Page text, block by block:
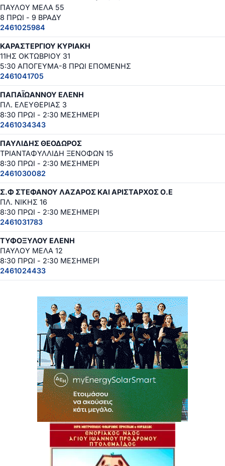
ΠΑΥΛΟΥ ΜΕΛΑ 55
8 ΠΡΩΙ - 9 ΒΡΑΔΥ
2461025984
ΚΑΡΑΣΤΕΡΓΙΟΥ ΚΥΡΙΑΚΗ
11ΗΣ ΟΚΤΩΒΡΙΟΥ 31
5:30 ΑΠΟΓΕΥΜΑ-8 ΠΡΩΙ ΕΠΟΜΕΝΗΣ
2461041705
ΠΑΠΑΪΩΑΝΝΟΥ ΕΛΕΝΗ
ΠΛ. ΕΛΕΥΘΕΡΙΑΣ 3
8:30 ΠΡΩΙ - 2:30 ΜΕΣΗΜΕΡΙ
2461034343
ΠΑΥΛΙΔΗΣ ΘΕΟΔΩΡΟΣ
ΤΡΙΑΝΤΑΦΥΛΛΙΔΗ ΞΕΝΟΦΩΝ 15
8:30 ΠΡΩΙ - 2:30 ΜΕΣΗΜΕΡΙ
2461030082
Σ.Φ ΣΤΕΦΑΝΟΥ ΛΑΖΑΡΟΣ ΚΑΙ ΑΡΙΣΤΑΡΧΟΣ Ο.Ε
ΠΛ. ΝΙΚΗΣ 16
8:30 ΠΡΩΙ - 2:30 ΜΕΣΗΜΕΡΙ
2461031783
ΤΥΦΟΞΥΛΟΥ ΕΛΕΝΗ
ΠΑΥΛΟΥ ΜΕΛΑ 12
8:30 ΠΡΩΙ - 2:30 ΜΕΣΗΜΕΡΙ
2461024433